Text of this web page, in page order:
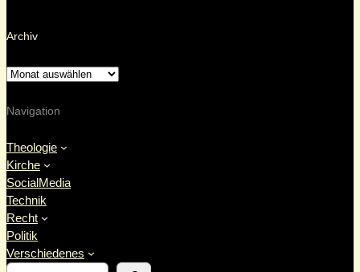
Archiv
Navigation
Theologie
Kirche
SocialMedia
Technik
Recht
Politik
Verschiedenes